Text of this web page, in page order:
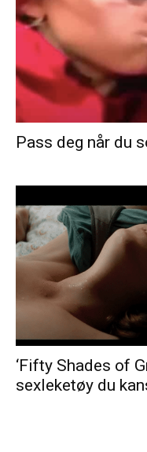
Pass deg når du
‘Fifty Shades of
sexleketøy du